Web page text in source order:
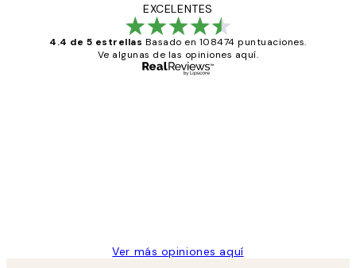
EXCELENTES
4.4 de 5 estrellas Basado en 108474 puntuaciones.
Ve algunas de las opiniones aquí.
Ver más opiniones aquí